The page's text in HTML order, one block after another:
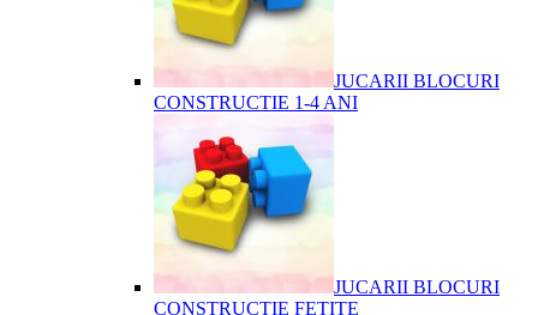
JUCARII BLOCURI
CONSTRUCTIE 1-4 ANI
JUCARII BLOCURI
CONSTRUCTIE FETITE